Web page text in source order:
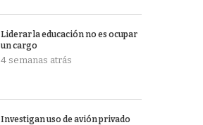
Liderar la educación no es ocupar
un cargo
4 semanas atrás
Investigan uso de avión privado